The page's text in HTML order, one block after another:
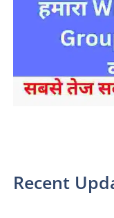
Recent